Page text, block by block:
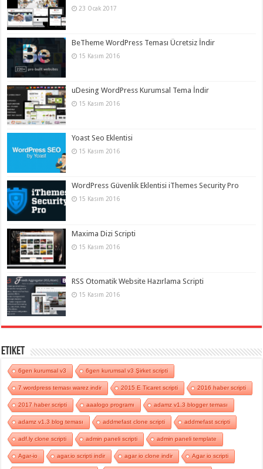
23 Ocak 2017
BeTheme WordPress Teması Ücretsiz İndir
15 Kasım 2016
uDesing WordPress Kurumsal Tema İndir
15 Kasım 2016
Yoast Seo Eklentisi
15 Kasım 2016
WordPress Güvenlik Eklentisi iThemes Security Pro
15 Kasım 2016
Maxima Dizi Scripti
15 Kasım 2016
RSS Otomatik Website Hazırlama Scripti
15 Kasım 2016
Etiket
6gen kurumsal v3 6gen kurumsal v3 Şirket scripti
7 wordpress teması warez indir 2015 E Ticaret scripti 2016 haber scripti
2017 haber scripti aaalogo programı adamz v1.3 blogger teması
adamz v1.3 blog teması addmefast clone scripti addmefast scripti
adf.ly clone scripti admin paneli scripti admin paneli template
Agar-io agar.io scripti indir agar io clone indir Agar io scripti